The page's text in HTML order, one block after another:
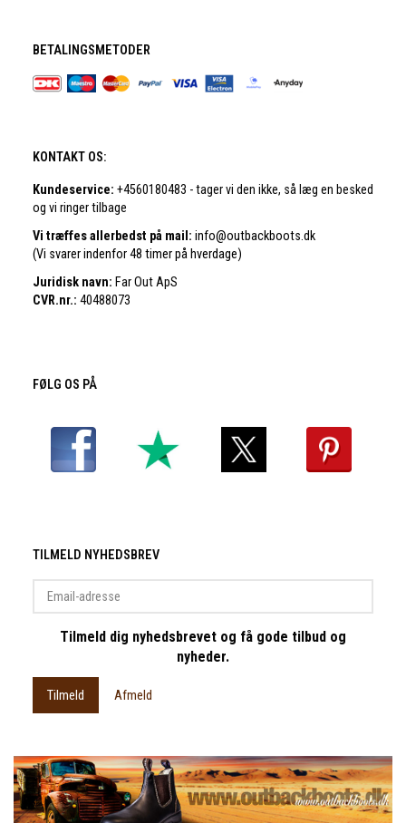
BETALINGSMETODER
KONTAKT OS:
Kundeservice: +4560180483 - tager vi den ikke, så læg en besked
og vi ringer tilbage
Vi træffes allerbedst på mail: info@outbackboots.dk
(Vi svarer indenfor 48 timer på hverdage)
Juridisk navn: Far Out ApS
CVR.nr.: 40488073
FØLG OS PÅ
TILMELD NYHEDSBREV
adresse
Tilmeld dig nyhedsbrevet og få gode tilbud og
nyheder.
Tilmeld Afmeld